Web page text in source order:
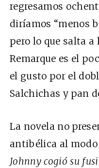
regresamos
diríamos “menos
pero lo que salta
Remarque es el
el gusto por el
Salchichas y pan
La novela no
antibélica al
Johnny cogió su